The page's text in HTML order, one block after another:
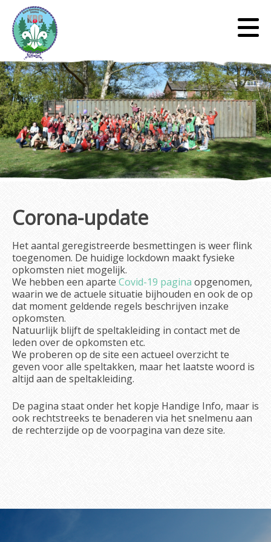
Corona-update
Het aantal geregistreerde besmettingen is weer flink
toegenomen. De huidige lockdown maakt fysieke
opkomsten niet mogelijk.
We hebben een aparte Covid-19 pagina opgenomen,
waarin we de actuele situatie bijhouden en ook de op
dat moment geldende regels beschrijven inzake
opkomsten.
Natuurlijk blijft de speltakleiding in contact met de
leden over de opkomsten etc.
We proberen op de site een actueel overzicht te
geven voor alle speltakken, maar het laatste woord is
altijd aan de speltakleiding.
De pagina staat onder het kopje Handige Info, maar is
ook rechtstreeks te benaderen via het snelmenu aan
de rechterzijde op de voorpagina van deze site.